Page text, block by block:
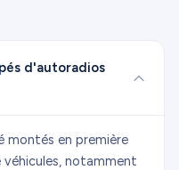
d'autoradios
montés en première
notamment